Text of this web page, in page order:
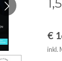
€
inkl.